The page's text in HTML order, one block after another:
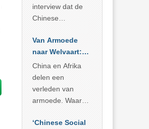
interview dat de
Chinese
Sociale
Wetenschappen
afnam van de
Britse
marxistische
econoom Michael
zien dat
Van Armoede
naar Welvaart:
Wat Afrika kan
leren van
China’s
economisch
China en Afrika
delen een
verleden van
armoede. Waar
voorbije veertig
‘Chinese Social